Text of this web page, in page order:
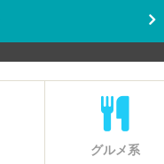
グルメ系